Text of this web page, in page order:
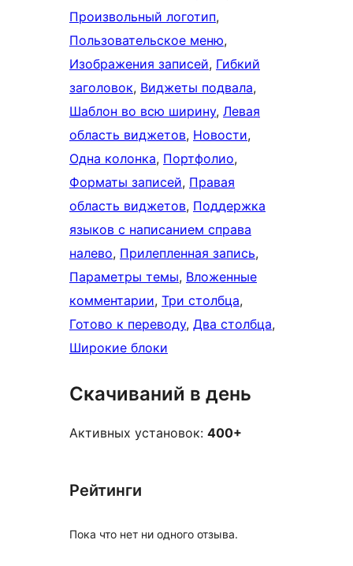
Произвольный логотип
Пользовательское меню
Изображения записей, Гибкий
заголовок, Виджеты подвала
Шаблон во всю ширину, Левая
область виджетов, Новости
Одна колонка, Портфолио
Форматы записей, Правая
область виджетов, Поддержка
языков с написанием справа
налево, Прилепленная запись
Параметры темы, Вложенные
комментарии, Три столбца
Готово к переводу, Два столбца
Широкие блоки
Скачиваний в день
Активных установок: 400+
Рейтинги
Пока что нет ни одного отзыва.